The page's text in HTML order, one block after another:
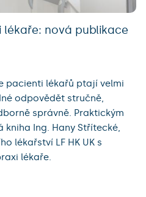
lékaře: nová publikace
pacienti lékařů ptají velmi
odpovědět stručně,
správně. Praktickým
kniha Ing. Hany Střítecké,
lékařství LF HK UK s
lékaře.